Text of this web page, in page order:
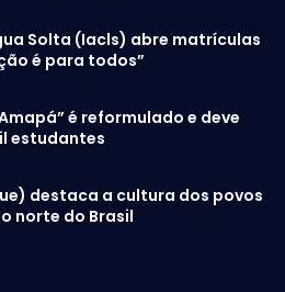
Solta (Iacls) abre matrículas
é para todos”
é reformulado e deve
estudantes
destaca a cultura dos povos
norte do Brasil